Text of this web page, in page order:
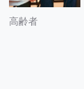
高齢者